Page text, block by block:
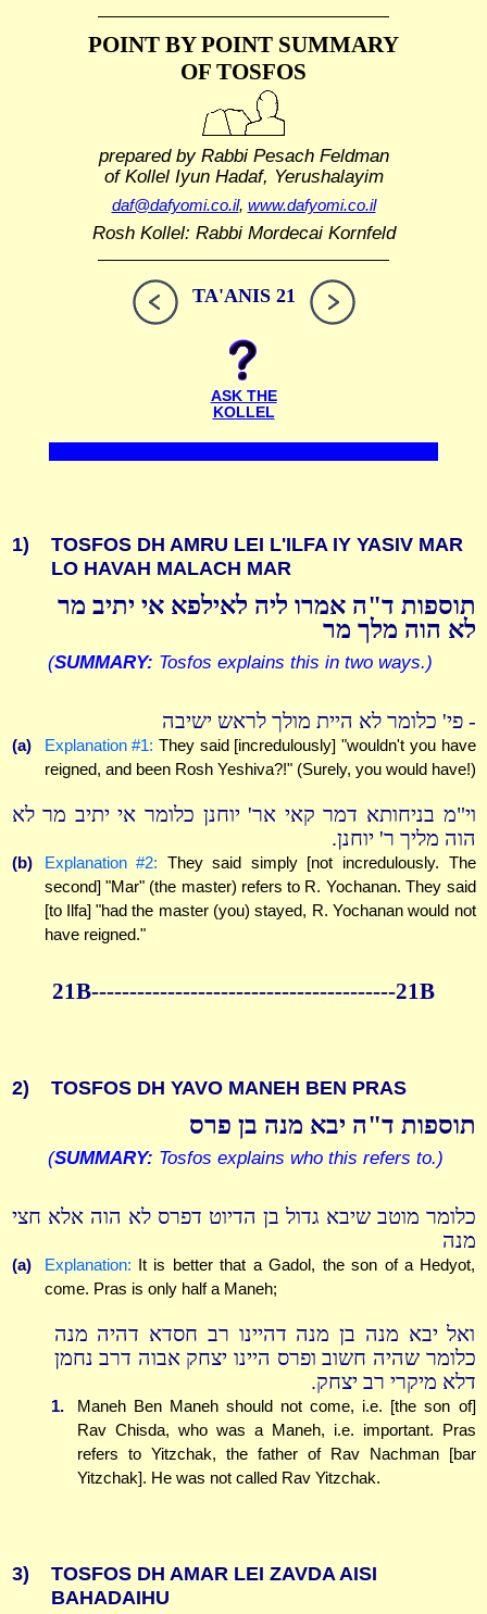
POINT BY POINT SUMMARY
OF TOSFOS
prepared by Rabbi Pesach Feldman
of Kollel Iyun Hadaf, Yerushalayim
daf@dafyomi.co.il, www.dafyomi.co.il
Rosh Kollel: Rabbi Mordecai Kornfeld
TA'ANIS 21
ASK THE
KOLLEL
1)
TOSFOS DH AMRU LEI L'ILFA IY YASIV MAR
LO HAVAH MALACH MAR
תוספות ד"ה אמרו ליה לאילפא אי יתיב מר
לא הוה מלך מר
(SUMMARY: Tosfos explains this in two ways.)
- פי' כלומר לא היית מולך לראש ישיבה
(a) Explanation #1: They said [incredulously] "wouldn't you have
reigned, and been Rosh Yeshiva?!" (Surely, you would have!)
וי"מ בניחותא דמר קאי אר' יוחנן כלומר אי יתיב מר לא
הוה מליך ר' יוחנן.
(b) Explanation #2: They said simply [not incredulously. The
second] "Mar" (the master) refers to R. Yochanan. They said
[to Ilfa] "had the master (you) stayed, R. Yochanan would not
have reigned."
21B----------------------------------------21B
2) TOSFOS DH YAVO MANEH BEN PRAS
תוספות ד"ה יבא מנה בן פרס
(SUMMARY: Tosfos explains who this refers to.)
כלומר מוטב שיבא גדול בן הדיוט דפרס לא הוה אלא חצי
מנה
(a) Explanation: It is better that a Gadol, the son of a Hedyot,
come. Pras is only half a Maneh;
ואל יבא מנה בן מנה דהיינו רב חסדא דהיה מנה
כלומר שהיה חשוב ופרס היינו יצחק אבוה דרב נחמן
דלא מיקרי רב יצחק.
1.
Maneh Ben Maneh should not come, i.e. [the son of]
Rav Chisda, who was a Maneh, i.e. important. Pras
refers to Yitzchak, the father of Rav Nachman [bar
Yitzchak]. He was not called Rav Yitzchak.
3)
TOSFOS DH AMAR LEI ZAVDA AISI
BAHADAIHU